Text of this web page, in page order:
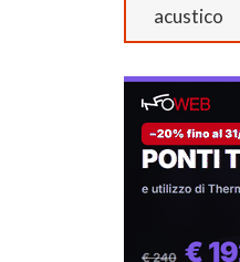
acustico